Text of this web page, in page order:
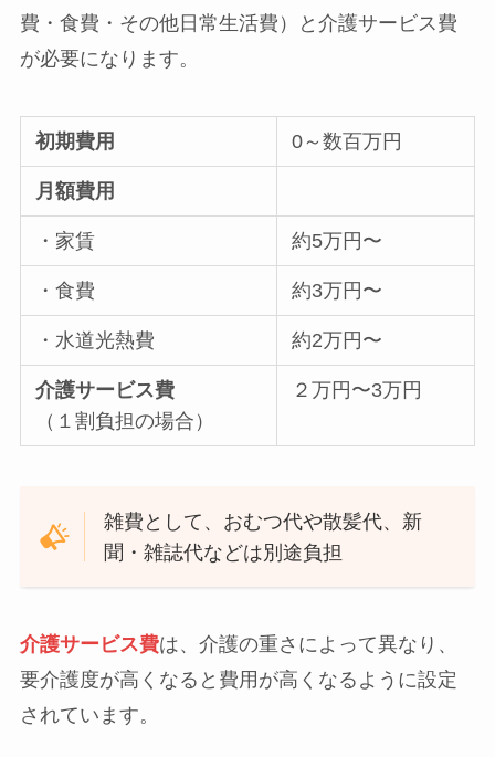
費・食費・その他日常生活費）と介護サービス費
が必要になります。
初期費用 0～数百万円
月額費用
・家賃 約5万円〜
・食費 約3万円〜
・水道光熱費 約2万円〜
介護サービス費
（１割負担の場合）
２万円〜3万円
雑費として、おむつ代や散髪代、新
聞・雑誌代などは別途負担
介護サービス費は、介護の重さによって異なり、
要介護度が高くなると費用が高くなるように設定
されています。